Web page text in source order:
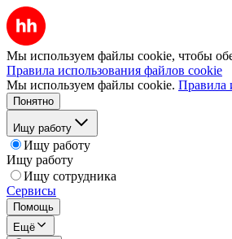
Мы используем файлы cookie, чтобы
Правила использования файлов cookie
Мы используем файлы cookie. Правила
Понятно
Ищу работу
Ищу работу
Ищу работу
Ищу сотрудника
Сервисы
Помощь
Ещё